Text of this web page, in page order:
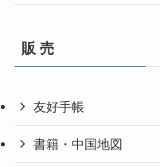
販 売
友好手帳
書籍・中国地図